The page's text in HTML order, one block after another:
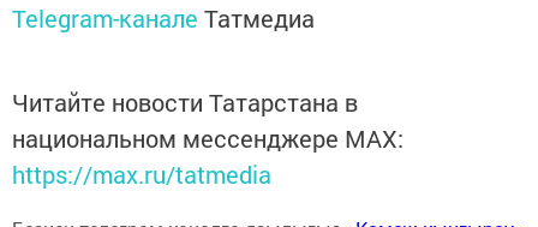
Telegram-канале Татмедиа
Читайте новости Татарстана в
национальном мессенджере MАХ:
https://max.ru/tatmedia